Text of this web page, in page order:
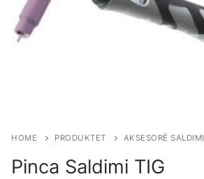
Aksesorë Saldimi
HOME PRODUKTET AKSESORË SALDIMI
Pinca Saldimi TIG